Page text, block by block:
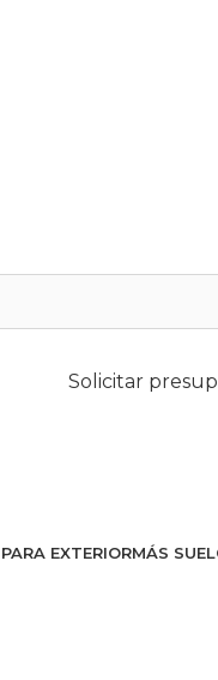
Solicitar
EXTERIORMÁS